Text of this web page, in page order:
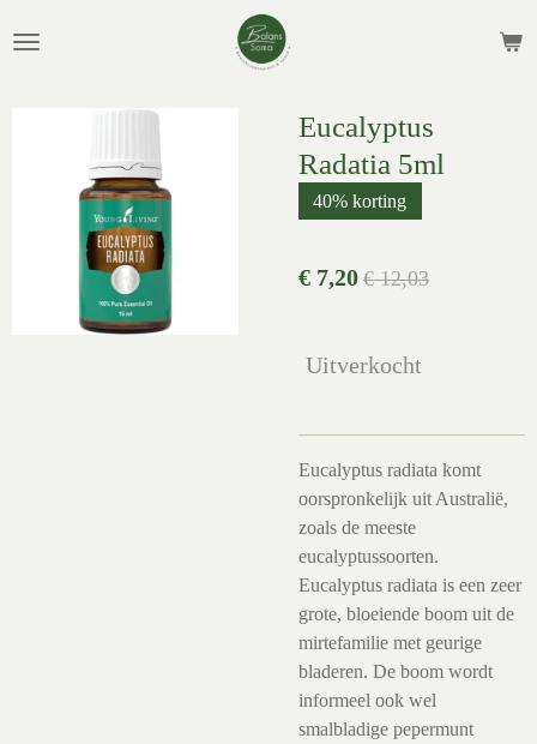
direct
Eucalyptus
Radatia 5ml
40% korting
€ 7,20 € 12,03
Uitverkocht
Eucalyptus radiata komt
oorspronkelijk uit Australië,
zoals de meeste
eucalyptussoorten.
Eucalyptus radiata is een zeer
grote, bloeiende boom uit de
mirtefamilie met geurige
bladeren. De boom wordt
informeel ook wel
smalbladige pepermunt